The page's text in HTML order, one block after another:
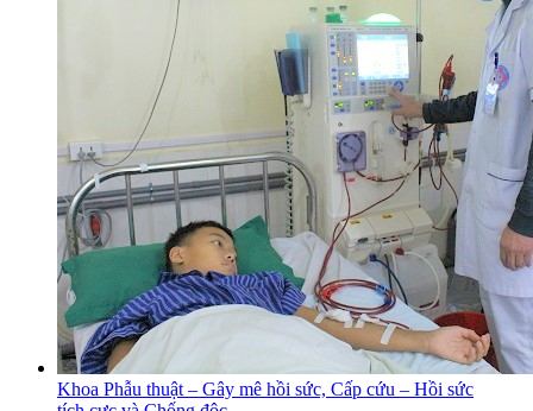
Khoa Phẫu thuật – Gây mê hồi sức, Cấp cứu – Hồi sức